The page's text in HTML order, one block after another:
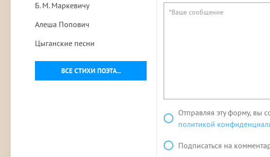
ВСЕ СТИХИ ПОЭТА...
Б. М. Маркевичу
Алеша Попович
Цыганские песни
Отправляя эту форму, вы
политикой
Подписаться на